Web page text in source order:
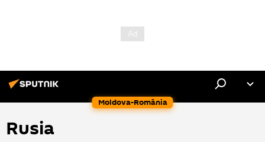
Moldova-România
Rusia